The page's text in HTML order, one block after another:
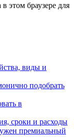
этом браузере для
виды и
подобрать
в
сроки и расходы
премиальный